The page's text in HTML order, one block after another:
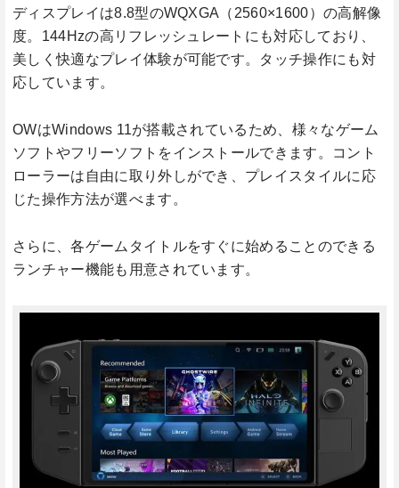
ディスプレイは8.8型のWQXGA（2560×1600）の高解像
度。144Hzの高リフレッシュレートにも対応しており、
美しく快適なプレイ体験が可能です。タッチ操作にも対
応しています。
OWはWindows 11が搭載されているため、様々なゲーム
ソフトやフリーソフトをインストールできます。コント
ローラーは自由に取り外しができ、プレイスタイルに応
じた操作方法が選べます。
さらに、各ゲームタイトルをすぐに始めることのできる
ランチャー機能も用意されています。